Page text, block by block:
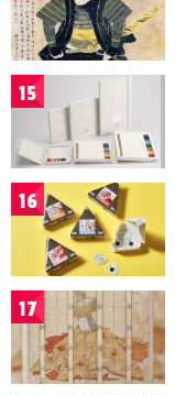
15
16
17